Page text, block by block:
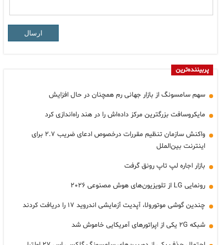
ارسال
پربیننده‌ترین
سهم سامسونگ از بازار جهانی رم همچنان در حال افزایش
مایکروسافت بزرگترین مرکز داده‌اش را در هند راه‌اندازی کرد
واکنش سازمان تنظیم مقررات درخصوص ادعای ضریب ۲.۷ برای
اینترنت بین‌الملل
بازار اجاره لپ تاپ رونق گرفت
رونمایی LG از تلویزیون‌های هوش مصنوعی ۲۰۲۶
چندین گوشی موتورولا، آپدیت آزمایشی اندروید ۱۷ را دریافت کردند
شبکه ۲G یکی از اپراتورهای آمریکایی خاموش شد